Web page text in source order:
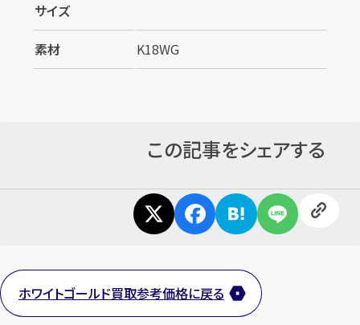
サイズ
素材
K18WG
この記事をシェアする
ホワイトゴールド買取参考価格に戻る